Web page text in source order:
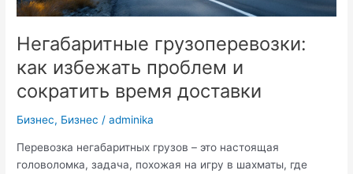
Негабаритные грузоперевозки:
как избежать проблем и
сократить время доставки
Бизнес, Бизнес /adminika
Перевозка негабаритных грузов – это настоящая
головоломка, задача, похожая на игру в шахматы, где